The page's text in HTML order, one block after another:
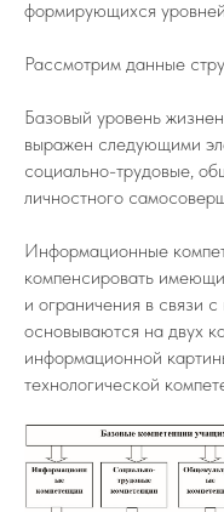
формирующихся
Рассмотрим данные
Базовый уровень
выражен следующими
социально-трудовые,
личностного
Информационные
компенсировать
и ограничения в связи
основываются на двух
информационной
технологической